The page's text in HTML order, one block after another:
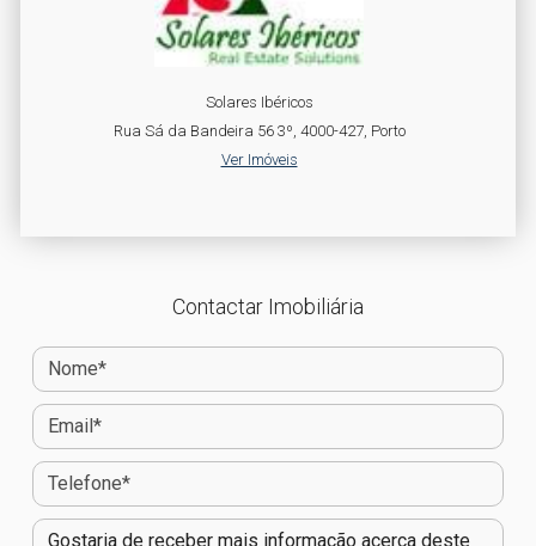
Solares Ibéricos
Rua Sá da Bandeira 56 3º, 4000-427, Porto
Ver Imóveis
Contactar Imobiliária